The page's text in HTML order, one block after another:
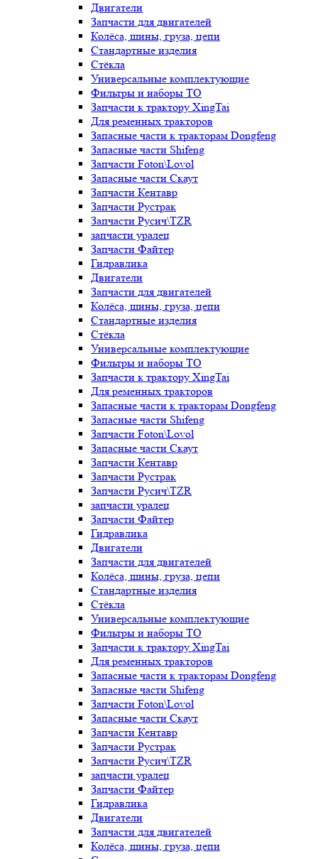
Двигатели
Запчасти для двигателей
Колёса, шины, груза, цепи
Стандартные изделия
Стёкла
Универсальные комплектующие
Фильтры и наборы ТО
Запчасти к трактору XingTai
Для ременных тракторов
Запасные части к тракторам Dongfeng
Запасные части Shifeng
Запчасти Foton\Lovol
Запасные части Скаут
Запчасти Кентавр
Запчасти Рустрак
Запчасти Русич\TZR
запчасти уралец
Запчасти Файтер
Гидравлика
Двигатели
Запчасти для двигателей
Колёса, шины, груза, цепи
Стандартные изделия
Стёкла
Универсальные комплектующие
Фильтры и наборы ТО
Запчасти к трактору XingTai
Для ременных тракторов
Запасные части к тракторам Dongfeng
Запасные части Shifeng
Запчасти Foton\Lovol
Запасные части Скаут
Запчасти Кентавр
Запчасти Рустрак
Запчасти Русич\TZR
запчасти уралец
Запчасти Файтер
Гидравлика
Двигатели
Запчасти для двигателей
Колёса, шины, груза, цепи
Стандартные изделия
Стёкла
Универсальные комплектующие
Фильтры и наборы ТО
Запчасти к трактору XingTai
Для ременных тракторов
Запасные части к тракторам Dongfeng
Запасные части Shifeng
Запчасти Foton\Lovol
Запасные части Скаут
Запчасти Кентавр
Запчасти Рустрак
Запчасти Русич\TZR
запчасти уралец
Запчасти Файтер
Гидравлика
Двигатели
Запчасти для двигателей
Колёса, шины, груза, цепи